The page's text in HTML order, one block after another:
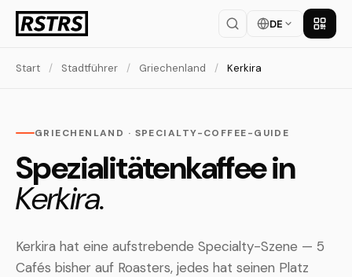
DE App
Start / Stadtführer / Griechenland / Kerkira
GRIECHENLAND · SPECIALTY-COFFEE-GUIDE
Spezialitätenkaffee in
Kerkira.
Kerkira hat eine aufstrebende Specialty-Szene — 5
Cafés bisher auf Roasters, jedes hat seinen Platz